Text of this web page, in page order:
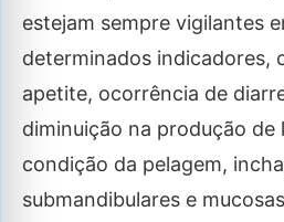
estejam sempre vigilantes
determinados indicadores,
apetite, ocorrência de
diminuição na produção de
condição da pelagem,
submandibulares e